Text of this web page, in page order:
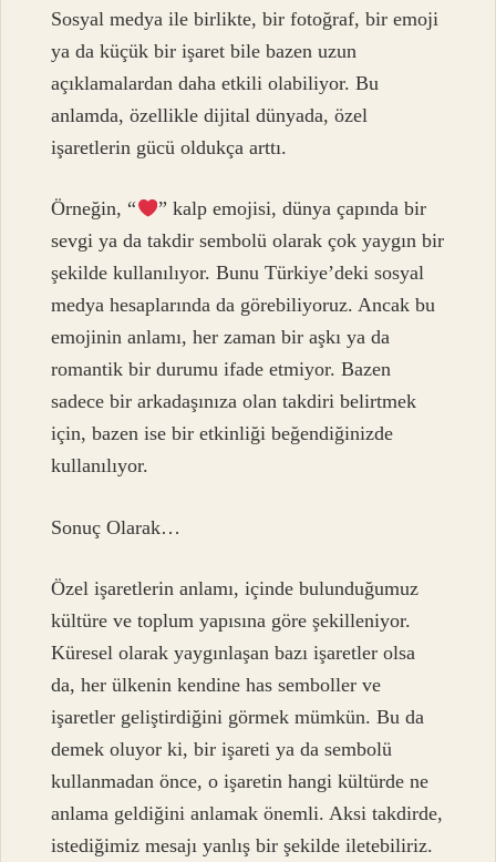
Sosyal medya ile birlikte, bir fotoğraf, bir emoji
ya da küçük bir işaret bile bazen uzun
açıklamalardan daha etkili olabiliyor. Bu
anlamda, özellikle dijital dünyada, özel
işaretlerin gücü oldukça arttı.
Örneğin, “
” kalp emojisi, dünya çapında bir
sevgi ya da takdir sembolü olarak çok yaygın bir
şekilde kullanılıyor. Bunu Türkiye’deki sosyal
medya hesaplarında da görebiliyoruz. Ancak bu
emojinin anlamı, her zaman bir aşkı ya da
romantik bir durumu ifade etmiyor. Bazen
sadece bir arkadaşınıza olan takdiri belirtmek
için, bazen ise bir etkinliği beğendiğinizde
kullanılıyor.
Sonuç Olarak…
Özel işaretlerin anlamı, içinde bulunduğumuz
kültüre ve toplum yapısına göre şekilleniyor.
Küresel olarak yaygınlaşan bazı işaretler olsa
da, her ülkenin kendine has semboller ve
işaretler geliştirdiğini görmek mümkün. Bu da
demek oluyor ki, bir işareti ya da sembolü
kullanmadan önce, o işaretin hangi kültürde ne
anlama geldiğini anlamak önemli. Aksi takdirde,
istediğimiz mesajı yanlış bir şekilde iletebiliriz.